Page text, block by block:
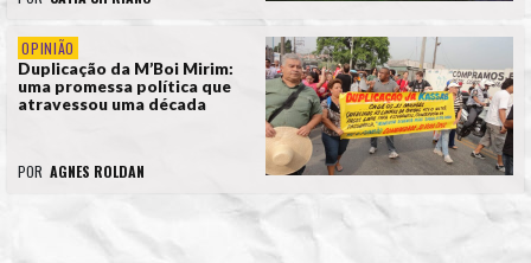
OPINIÃO
Duplicação da M’Boi Mirim:
uma promessa política que
atravessou uma década
POR AGNES ROLDAN